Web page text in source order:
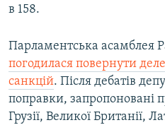
в 158.
Парламентська асамблея
погодилася повернути
санкцій. Після дебатів
поправки, запропоновані
Грузії, Великої Британії,